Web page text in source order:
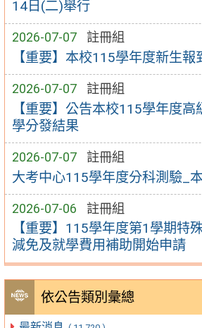
14日(二)舉行
2026-07-07 註冊組
【重要】本校115學年度新生報
2026-07-07 註冊組
【重要】公告本校115學年度
學分發結果
2026-07-07 註冊組
大考中心115學年度分科測驗_
2026-07-06 註冊組
【重要】115學年度第1學期特
減免及就學費用補助開始申請
依公告類別彙總